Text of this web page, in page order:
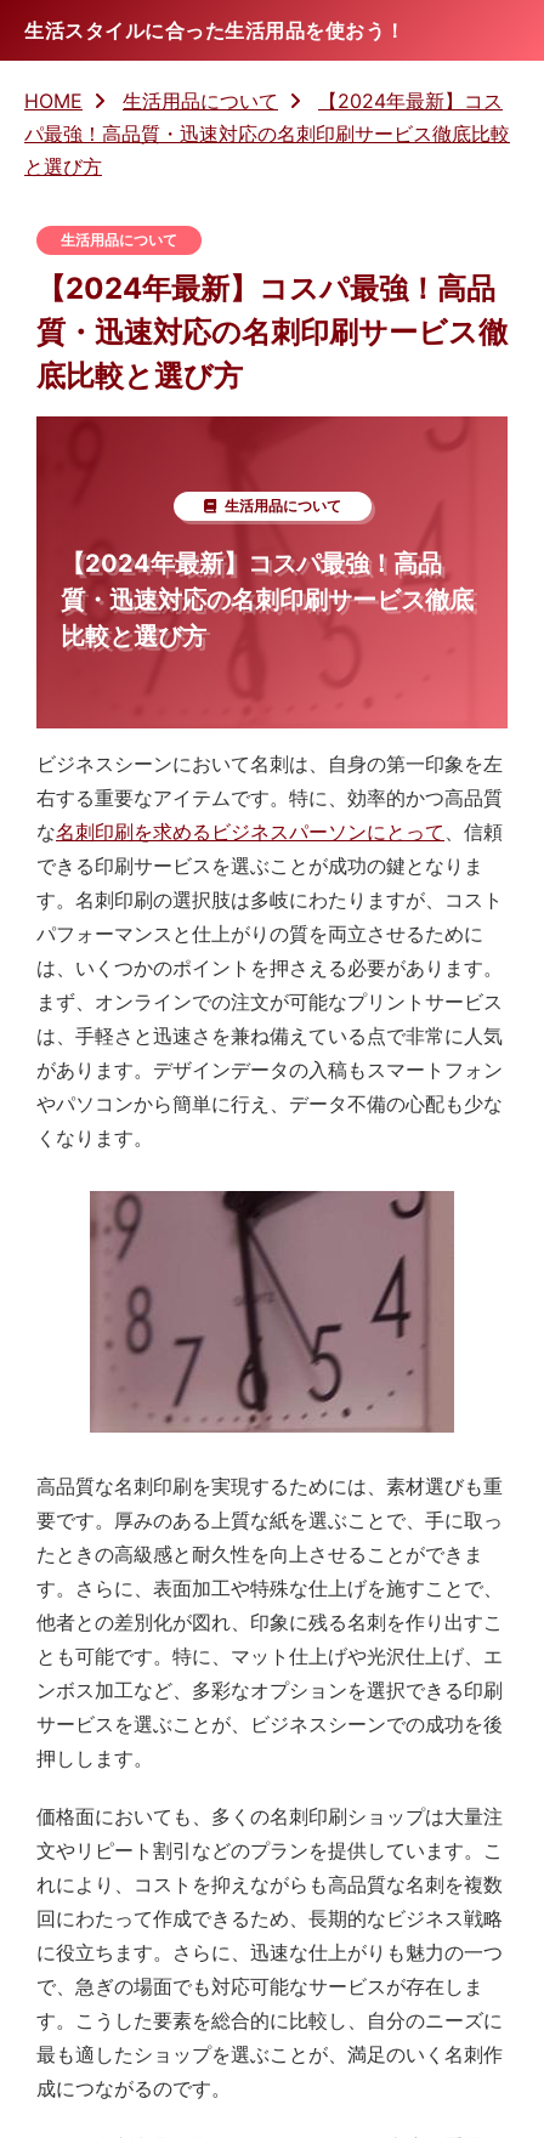
生活スタイルに合った生活用品を使おう！
HOME 生活用品について
【2024年最新】コス
パ最強！高品質・迅速対応の名刺印刷サービス徹底比較
と選び方
生活用品について
【2024年最新】コスパ最強！高品
質・迅速対応の名刺印刷サービス徹
底比較と選び方
生活用品について
【2024年最新】コスパ最強！高品
質・迅速対応の名刺印刷サービス徹底
比較と選び方
ビジネスシーンにおいて名刺は、自身の第一印象を左
右する重要なアイテムです。特に、効率的かつ高品質
な名刺印刷を求めるビジネスパーソンにとって 、信頼
できる印刷サービスを選ぶことが成功の鍵となりま
す。名刺印刷の選択肢は多岐にわたりますが、コスト
パフォーマンスと仕上がりの質を両立させるために
は、いくつかのポイントを押さえる必要があります。
まず、オンラインでの注文が可能なプリントサービス
は、手軽さと迅速さを兼ね備えている点で非常に人気
があります。デザインデータの入稿もスマートフォン
やパソコンから簡単に行え、データ不備の心配も少な
くなります。
高品質な名刺印刷を実現するためには、素材選びも重
要です。厚みのある上質な紙を選ぶことで、手に取っ
たときの高級感と耐久性を向上させることができま
す。さらに、表面加工や特殊な仕上げを施すことで、
他者との差別化が図れ、印象に残る名刺を作り出すこ
とも可能です。特に、マット仕上げや光沢仕上げ、エ
ンボス加工など、多彩なオプションを選択できる印刷
サービスを選ぶことが、ビジネスシーンでの成功を後
押しします。
価格面においても、多くの名刺印刷ショップは大量注
文やリピート割引などのプランを提供しています。こ
れにより、コストを抑えながらも高品質な名刺を複数
回にわたって作成できるため、長期的なビジネス戦略
に役立ちます。さらに、迅速な仕上がりも魅力の一つ
で、急ぎの場面でも対応可能なサービスが存在しま
す。こうした要素を総合的に比較し、自分のニーズに
最も適したショップを選ぶことが、満足のいく名刺作
成につながるのです。